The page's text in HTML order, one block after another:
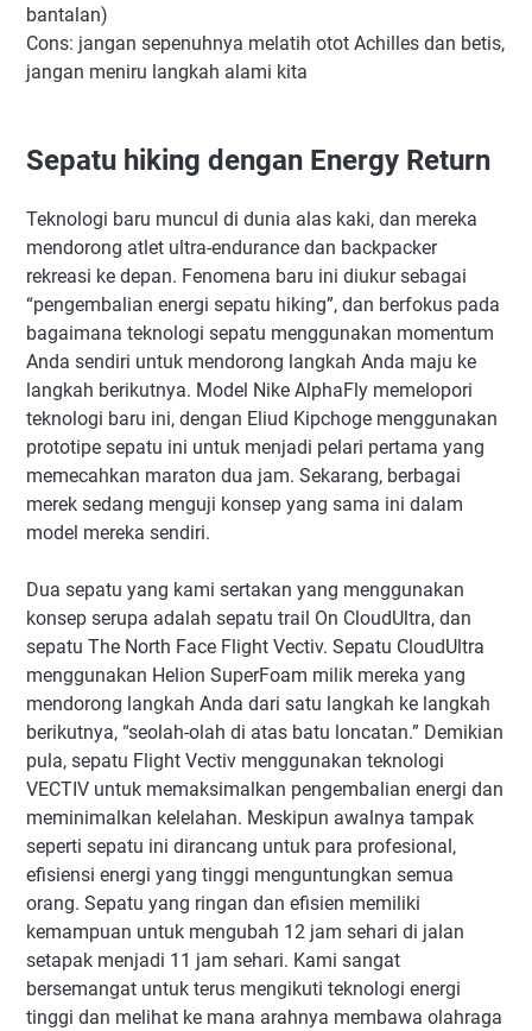
bantalan)
Cons: jangan sepenuhnya melatih otot Achilles dan betis,
jangan meniru langkah alami kita
Sepatu hiking dengan Energy Return
Teknologi baru muncul di dunia alas kaki, dan mereka
mendorong atlet ultra-endurance dan backpacker
rekreasi ke depan. Fenomena baru ini diukur sebagai
“pengembalian energi sepatu hiking”, dan berfokus pada
bagaimana teknologi sepatu menggunakan momentum
Anda sendiri untuk mendorong langkah Anda maju ke
langkah berikutnya. Model Nike AlphaFly memelopori
teknologi baru ini, dengan Eliud Kipchoge menggunakan
prototipe sepatu ini untuk menjadi pelari pertama yang
memecahkan maraton dua jam. Sekarang, berbagai
merek sedang menguji konsep yang sama ini dalam
model mereka sendiri.
Dua sepatu yang kami sertakan yang menggunakan
konsep serupa adalah sepatu trail On CloudUltra, dan
sepatu The North Face Flight Vectiv. Sepatu CloudUltra
menggunakan Helion SuperFoam milik mereka yang
mendorong langkah Anda dari satu langkah ke langkah
berikutnya, “seolah-olah di atas batu loncatan.” Demikian
pula, sepatu Flight Vectiv menggunakan teknologi
VECTIV untuk memaksimalkan pengembalian energi dan
meminimalkan kelelahan. Meskipun awalnya tampak
seperti sepatu ini dirancang untuk para profesional,
efisiensi energi yang tinggi menguntungkan semua
orang. Sepatu yang ringan dan efisien memiliki
kemampuan untuk mengubah 12 jam sehari di jalan
setapak menjadi 11 jam sehari. Kami sangat
bersemangat untuk terus mengikuti teknologi energi
tinggi dan melihat ke mana arahnya membawa olahraga